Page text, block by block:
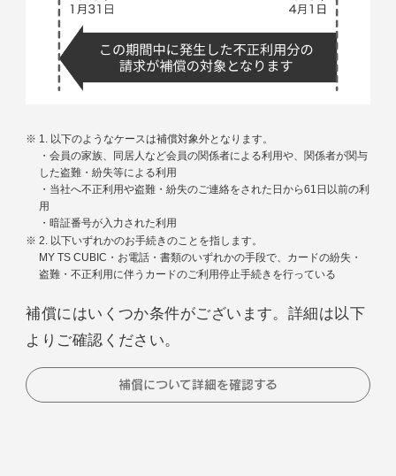
以下のようなケースは補償対象外となります。
・会員の家族、同居人など会員の関係者による利用や、関係者が関与
した盗難・紛失等による利用
・当社へ不正利用や盗難・紛失のご連絡をされた日から61日以前の利
用
・暗証番号が入力された利用
以下いずれかのお手続きのことを指します。
MY TS CUBIC・お電話・書類のいずれかの手段で、カードの紛失・
盗難・不正利用に伴うカードのご利用停止手続きを行っている
補償にはいくつか条件がございます。詳細は以下
よりご確認ください。
補償について詳細を確認する